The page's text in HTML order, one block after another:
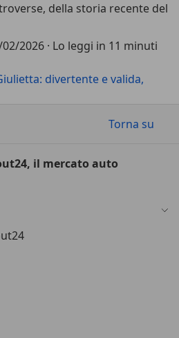
della storia recente del
2026 · Lo leggi in 11 minuti
divertente e valida,
Torna su
il mercato auto